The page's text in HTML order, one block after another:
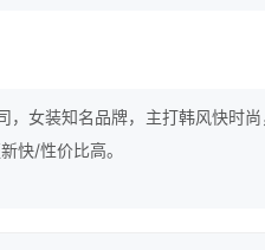
，女装知名品牌，主打韩风快时
快/性价比高。